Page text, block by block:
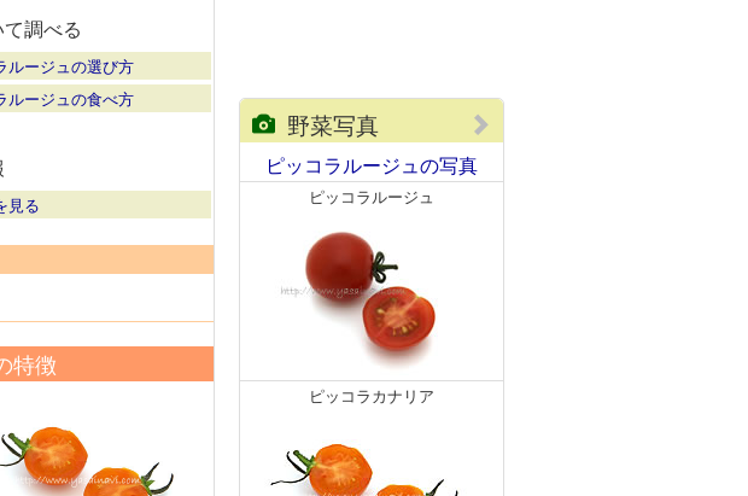
調べる
ルージュの選び方
ルージュの食べ方
見る
特徴
野菜写真
ピッコラルージュの写真
ピッコラルージュ
ピッコラカナリア